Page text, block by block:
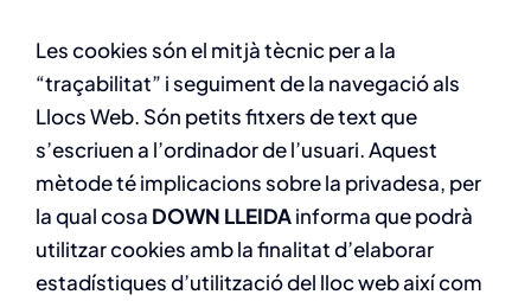
Actualitat
Col·labora
Publicacions
Les cookies són el mitjà tècnic per a la
“traçabilitat” i seguiment de la navegació als
Llocs Web. Són petits fitxers de text que
s’escriuen a l’ordinador de l’usuari. Aquest
mètode té implicacions sobre la privadesa, per
la qual cosa DOWN LLEIDAinforma que podrà
utilitzar cookies amb la finalitat d’elaborar
estadístiques d’utilització del lloc web així com